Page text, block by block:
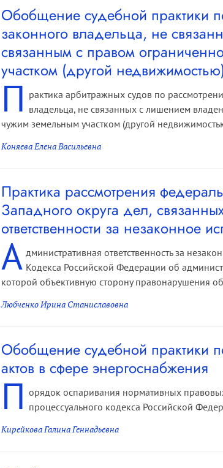
Обобщение судебной практики
законного владельца, не
связанным с правом
участком (другой
П рактика арбитражных судов по
владельца, не связанных с лишением
чужим земельным участком (другой
Коняева Елена Васильевна
Практика рассмотрения
Западного округа дел,
ответственности за незаконное
А дминистративная ответственность за
Кодекса Российской Федерации об
которой объективную сторону правонарушения
Любченко Ирина Станиславовна
Обобщение судебной практики
актов в сфере энергоснабжения
П орядок оспаривания нормативных
процессуального кодекса Российской
Кирейкова Галина Геннадьевна